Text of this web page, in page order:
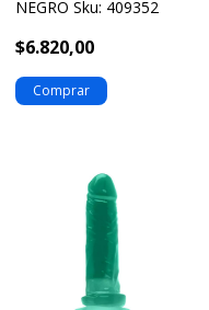
NEGRO Sku: 409352
$6.820,00